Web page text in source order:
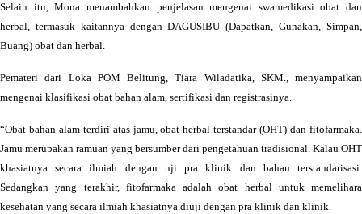
Selain itu, Mona menambahkan penjelasan mengenai swamedikasi obat dan
herbal, termasuk kaitannya dengan DAGUSIBU (Dapatkan, Gunakan, Simpan,
Buang) obat dan herbal.
Pemateri dari Loka POM Belitung, Tiara Wiladatika, SKM., menyampaikan
mengenai klasifikasi obat bahan alam, sertifikasi dan registrasinya.
“Obat bahan alam terdiri atas jamu, obat herbal terstandar (OHT) dan fitofarmaka.
Jamu merupakan ramuan yang bersumber dari pengetahuan tradisional. Kalau OHT
khasiatnya secara ilmiah dengan uji pra klinik dan bahan terstandarisasi.
Sedangkan yang terakhir, fitofarmaka adalah obat herbal untuk memelihara
kesehatan yang secara ilmiah khasiatnya diuji dengan pra klinik dan klinik.